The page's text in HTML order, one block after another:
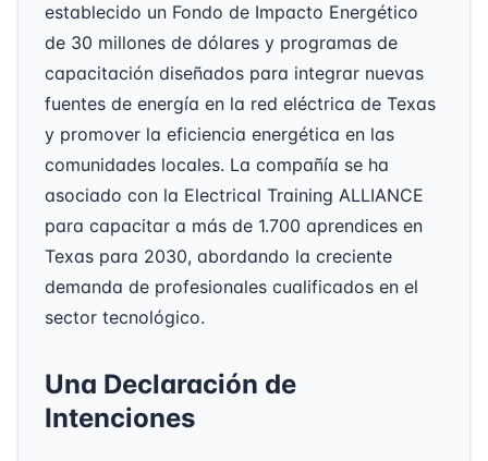
establecido un Fondo de Impacto Energético
de 30 millones de dólares y programas de
capacitación diseñados para integrar nuevas
fuentes de energía en la red eléctrica de Texas
y promover la eficiencia energética en las
comunidades locales. La compañía se ha
asociado con la Electrical Training ALLIANCE
para capacitar a más de 1.700 aprendices en
Texas para 2030, abordando la creciente
demanda de profesionales cualificados en el
sector tecnológico.
Una Declaración de
Intenciones